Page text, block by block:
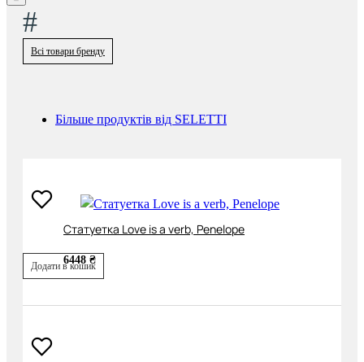
#
Всі товари бренду
Більше продуктів від SELETTI
Cтатуетка Love is a verb, Penelope
6448 ₴
Додати в кошик